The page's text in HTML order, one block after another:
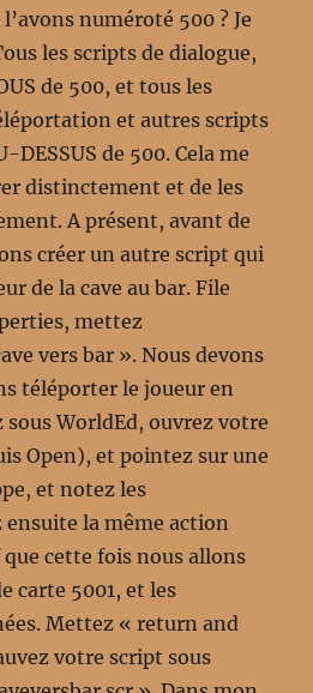
numéroté 500 ? Je
les scripts de dialogue,
de 500, et tous les
et autres scripts
DESSUS de 500. Cela me
distinctement et de les
A présent, avant de
créer un autre script qui
de la cave au bar. File
mettez
vers bar ». Nous devons
téléporter le joueur en
WorldEd, ouvrez votre
Open), et pointez sur une
et notez les
ensuite la même action
cette fois nous allons
carte 5001, et les
Mettez « return and
votre script sous